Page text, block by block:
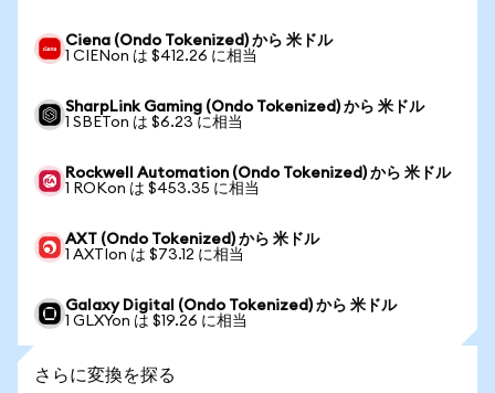
Ciena (Ondo Tokenized) から 米ドル
1 CIENon は $412.26 に相当
SharpLink Gaming (Ondo Tokenized) から 米ドル
1 SBETon は $6.23 に相当
Rockwell Automation (Ondo Tokenized) から 米ドル
1 ROKon は $453.35 に相当
AXT (Ondo Tokenized) から 米ドル
1 AXTIon は $73.12 に相当
Galaxy Digital (Ondo Tokenized) から 米ドル
1 GLXYon は $19.26 に相当
さらに変換を探る